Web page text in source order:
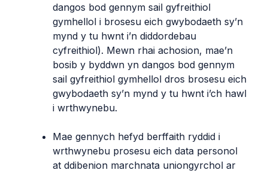
dangos bod gennym sail gyfreithiol
gymhellol i brosesu eich gwybodaeth sy’n
mynd y tu hwnt i’n diddordebau
cyfreithiol). Mewn rhai achosion, mae’n
bosib y byddwn yn dangos bod gennym
sail gyfreithiol gymhellol dros brosesu eich
gwybodaeth sy’n mynd y tu hwnt i’ch hawl
i wrthwynebu.
Mae gennych hefyd berffaith ryddid i
wrthwynebu prosesu eich data personol
at ddibenion marchnata uniongyrchol ar